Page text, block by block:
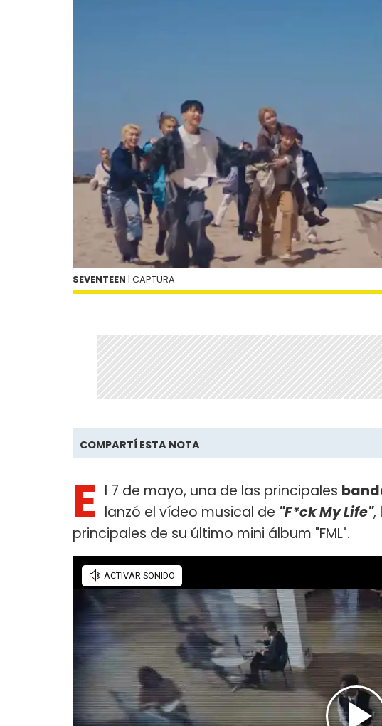
SEVENTEEN | CAPTURA
COMPARTÍ ESTA NOTA
E l 7 de mayo, una de las principales
lanzó el vídeo musical de "F*ck My Life",
principales de su último mini álbum "FML".